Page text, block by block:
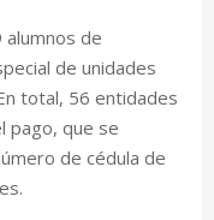
alumnos de
de unidades
total, 56 entidades
pago, que se
de cédula de